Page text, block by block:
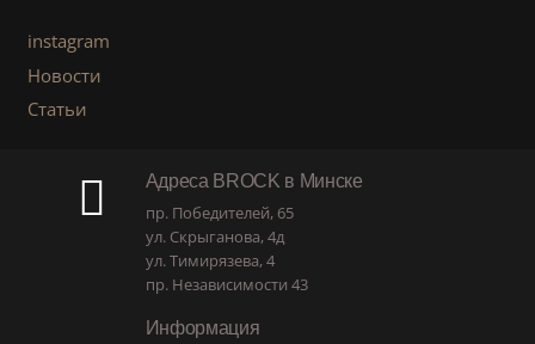
instagram
Новости
Статьи
Адреса BROCK в Минске
пр. Победителей, 65
ул. Скрыганова, 4д
ул. Тимирязева, 4
пр. Независимости 43
Информация